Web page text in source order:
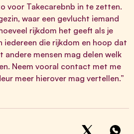
voor Takecarebnb in te zetten.
waar een gevlucht iemand
rijkdom het geeft als je
iedereen die rijkdom en hoop dat
andere mensen mag delen welk
Neem vooral contact met me
meer hierover mag vertellen.”